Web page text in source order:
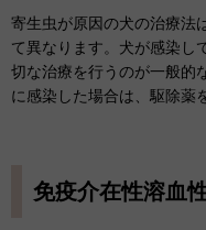
寄生虫が原因の犬の治療法
て異なります。犬が感染し
切な治療を行うのが一般的
に感染した場合は、駆除薬
免疫介在性溶血